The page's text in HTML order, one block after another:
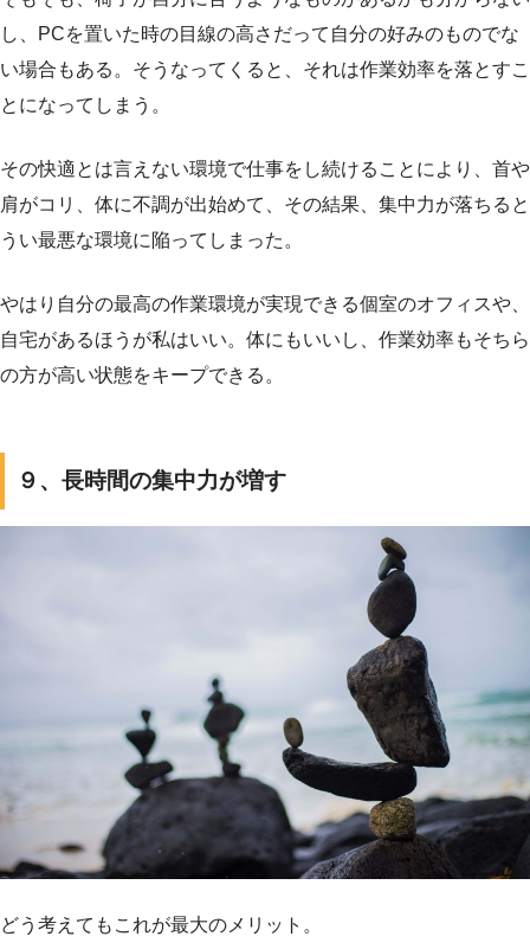
し、PCを置いた時の目線の高さだって自分の好みのものでな
い場合もある。そうなってくると、それは作業効率を落とすこ
とになってしまう。
その快適とは言えない環境で仕事をし続けることにより、首や
肩がコリ、体に不調が出始めて、その結果、集中力が落ちると
うい最悪な環境に陥ってしまった。
やはり自分の最高の作業環境が実現できる個室のオフィスや、
自宅があるほうが私はいい。体にもいいし、作業効率もそちら
の方が高い状態をキープできる。
９、長時間の集中力が増す
どう考えてもこれが最大のメリット。